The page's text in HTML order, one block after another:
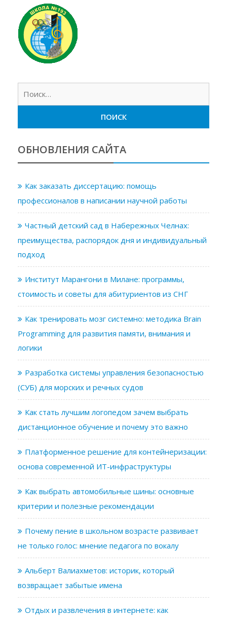
ОБНОВЛЕНИЯ САЙТА
Как заказать диссертацию: помощь
профессионалов в написании научной работы
Частный детский сад в Набережных Челнах:
преимущества, распорядок дня и индивидуальный
подход
Институт Марангони в Милане: программы,
стоимость и советы для абитуриентов из СНГ
Как тренировать мозг системно: методика Brain
Programming для развития памяти, внимания и
логики
Разработка системы управления безопасностью
(СУБ) для морских и речных судов
Как стать лучшим логопедом зачем выбрать
дистанционное обучение и почему это важно
Платформенное решение для контейнеризации:
основа современной ИТ-инфраструктуры
Как выбрать автомобильные шины: основные
критерии и полезные рекомендации
Почему пение в школьном возрасте развивает
не только голос: мнение педагога по вокалу
Альберт Валиахметов: историк, который
возвращает забытые имена
Отдых и развлечения в интернете: как